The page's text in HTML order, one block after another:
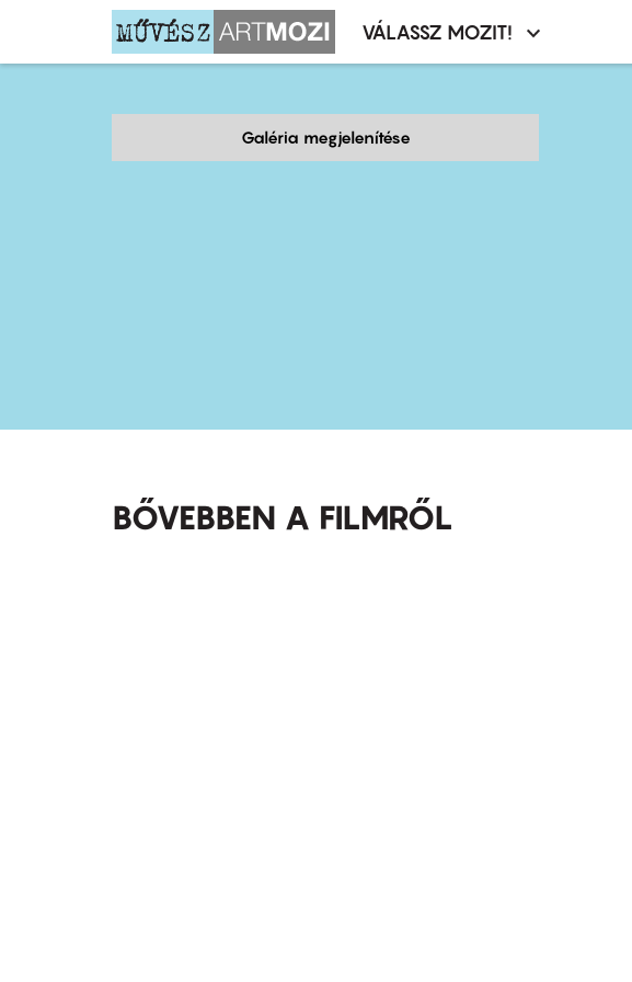
Moziválasztó
VÁLASSZ MOZIT!
Galéria megjelenítése
BŐVEBBEN A FILMRŐL